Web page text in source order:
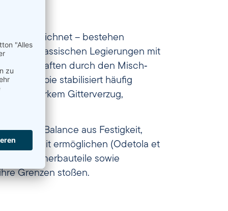
bezeichnet – bestehen
zu klassischen Legierungen mit
Eigenschaften durch den Misch‑
Entropie stabilisiert häufig
wie starkem Gitterverzug,
Balance aus Festigkeit,
ermöglichen (Odetola et
sowie
Grenzen stoßen.